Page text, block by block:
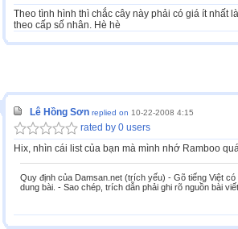
Theo tình hình thì chắc cây này phải có giá ít nhất
theo cấp số nhân. Hè hè
Lê Hồng Sơn replied on 10-22-2008 4:15
rated by 0 users
Hix, nhìn cái list của bạn mà mình nhớ Ramboo
Quy định của Damsan.net (trích yếu) - Gõ tiếng Việt
dung bài. - Sao chép, trích dẫn phải ghi rõ nguồn bài